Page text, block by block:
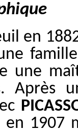
en
une
Après
en 1907